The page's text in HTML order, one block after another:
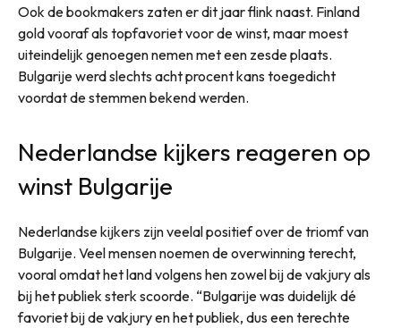
Ook de bookmakers zaten er dit jaar flink naast. Finland
gold vooraf als topfavoriet voor de winst, maar moest
uiteindelijk genoegen nemen met een zesde plaats.
Bulgarije werd slechts acht procent kans toegedicht
voordat de stemmen bekend werden.
Nederlandse kijkers reageren op
winst Bulgarije
Nederlandse kijkers zijn veelal positief over de triomf van
Bulgarije. Veel mensen noemen de overwinning terecht,
vooral omdat het land volgens hen zowel bij de vakjury als
bij het publiek sterk scoorde. “Bulgarije was duidelijk dé
favoriet bij de vakjury en het publiek, dus een terechte